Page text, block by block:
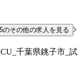
その他の求人を見る
千葉県銚子市_試